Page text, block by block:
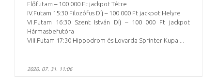
Előfutam – 100 000 Ft jackpot Tétre
IV.Futam 15:30 Filozófus Díj – 100 000 Ft jackpot Helyre
VI.Futam 16:30 Szent István Díj – 100 000 Ft jackpot
Hármasbefutóra
VIII.Futam 17:30 Hippodrom és Lovarda Sprinter Kupa ...
2020. 07. 31. 11:06